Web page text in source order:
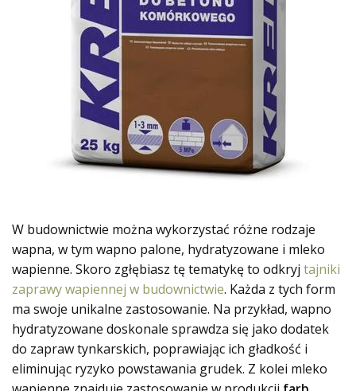
W budownictwie można wykorzystać różne rodzaje
wapna, w tym wapno palone, hydratyzowane i mleko
wapienne. Skoro zgłębiasz tę tematykę to odkryj tajniki
zaprawy wapiennej w budownictwie. Każda z tych form
ma swoje unikalne zastosowanie. Na przykład, wapno
hydratyzowane doskonale sprawdza się jako dodatek
do zapraw tynkarskich, poprawiając ich gładkość i
eliminując ryzyko powstawania grudek. Z kolei mleko